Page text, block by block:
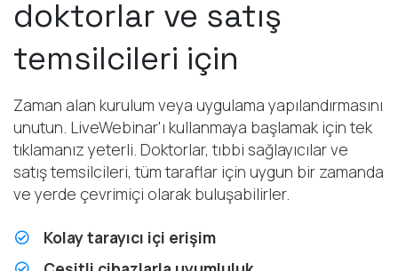
doktorlar ve satış
temsilcileri için
Zaman alan kurulum veya uygulama yapılandırmasını
unutun. LiveWebinar'ı kullanmaya başlamak için tek
tıklamanız yeterli. Doktorlar, tıbbi sağlayıcılar ve
satış temsilcileri, tüm taraflar için uygun bir zamanda
ve yerde çevrimiçi olarak buluşabilirler.
Kolay tarayıcı içi erişim